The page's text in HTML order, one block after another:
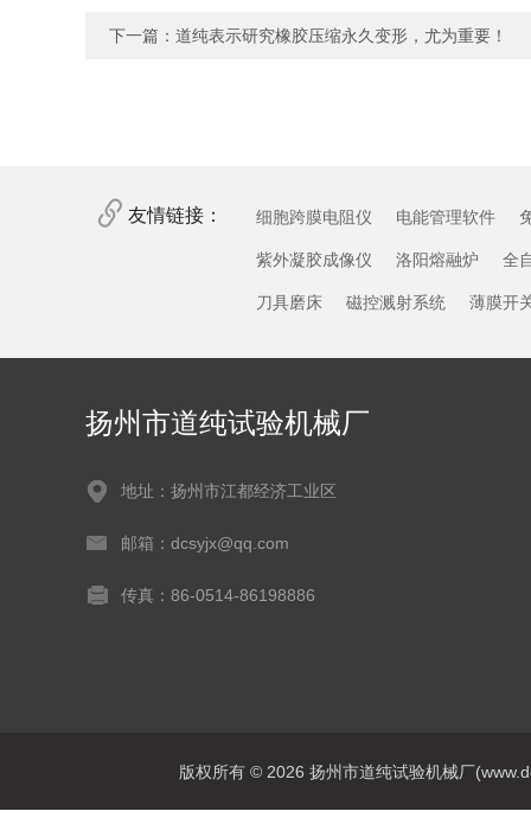
下一篇： 道纯表示研究橡胶压缩永久变形，尤为重要！
友情链接： 细胞跨膜电阻仪 电能管理软件
紫外凝胶成像仪 洛阳熔融炉 全
刀具磨床 磁控溅射系统 薄膜开
扬州市道纯试验机械厂
地址：扬州市江都经济工业区
邮箱：dcsyjx@qq.com
传真：86-0514-86198886
版权所有 © 2026 扬州市道纯试验机械厂